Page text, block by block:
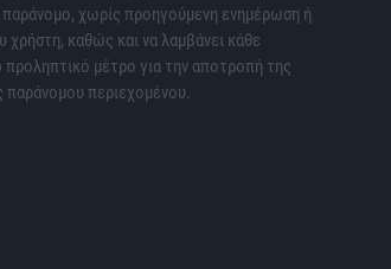
παράνομο, χωρίς προηγούμενη ενημέρωση ή
χρήστη, καθώς και να λαμβάνει κάθε
προληπτικό μέτρο για την αποτροπή της
παράνομου περιεχομένου.